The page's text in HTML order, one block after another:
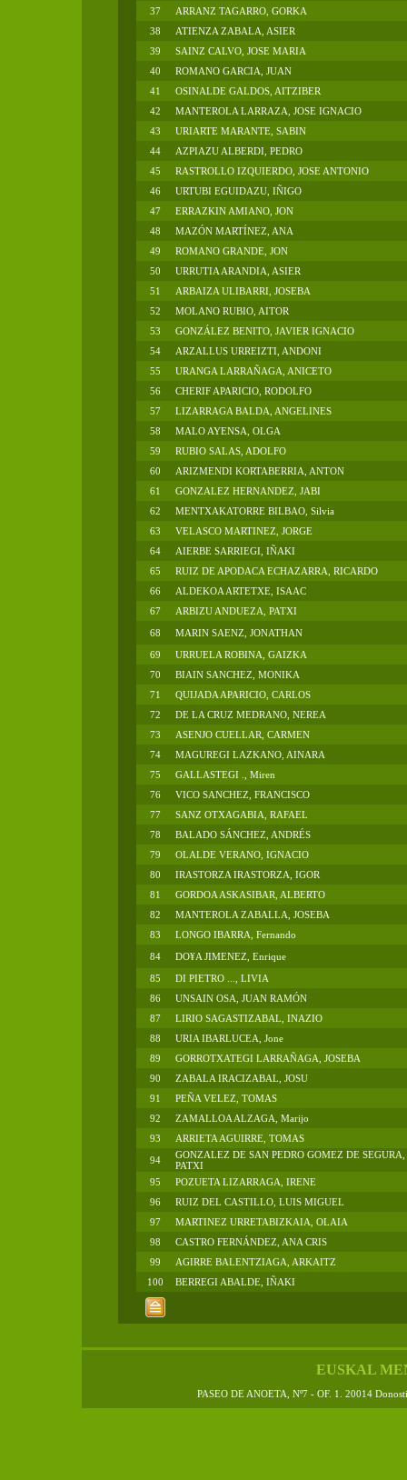
37
ARRANZ TAGARRO, GORKA
38
ATIENZA ZABALA, ASIER
39
SAINZ CALVO, JOSE MARIA
40
ROMANO GARCIA, JUAN
41
OSINALDE GALDOS, AITZIBER
42
MANTEROLA LARRAZA, JOSE IGNACIO
43
URIARTE MARANTE, SABIN
44
AZPIAZU ALBERDI, PEDRO
45
RASTROLLO IZQUIERDO, JOSE ANTONIO
46
URTUBI EGUIDAZU, IÑIGO
47
ERRAZKIN AMIANO, JON
48
MAZÓN MARTÍNEZ, ANA
49
ROMANO GRANDE, JON
50
URRUTIA ARANDIA, ASIER
51
ARBAIZA ULIBARRI, JOSEBA
52
MOLANO RUBIO, AITOR
53
GONZÁLEZ BENITO, JAVIER IGNACIO
54
ARZALLUS URREIZTI, ANDONI
55
URANGA LARRAÑAGA, ANICETO
56
CHERIF APARICIO, RODOLFO
57
LIZARRAGA BALDA, ANGELINES
58
MALO AYENSA, OLGA
59
RUBIO SALAS, ADOLFO
60
ARIZMENDI KORTABERRIA, ANTON
61
GONZALEZ HERNANDEZ, JABI
62
MENTXAKATORRE BILBAO, Silvia
63
VELASCO MARTINEZ, JORGE
64
AIERBE SARRIEGI, IÑAKI
65
RUIZ DE APODACA ECHAZARRA, RICARDO
66
ALDEKOA ARTETXE, ISAAC
67
ARBIZU ANDUEZA, PATXI
68
MARIN SAENZ, JONATHAN
69
URRUELA ROBINA, GAIZKA
70
BIAIN SANCHEZ, MONIKA
71
QUIJADA APARICIO, CARLOS
72
DE LA CRUZ MEDRANO, NEREA
73
ASENJO CUELLAR, CARMEN
74
MAGUREGI LAZKANO, AINARA
75
GALLASTEGI ., Miren
76
VICO SANCHEZ, FRANCISCO
77
SANZ OTXAGABIA, RAFAEL
78
BALADO SÁNCHEZ, ANDRÉS
79
OLALDE VERANO, IGNACIO
80
IRASTORZA IRASTORZA, IGOR
81
GORDOA ASKASIBAR, ALBERTO
82
MANTEROLA ZABALLA, JOSEBA
83
LONGO IBARRA, Fernando
84
DO¥A JIMENEZ, Enrique
85
DI PIETRO ..., LIVIA
86
UNSAIN OSA, JUAN RAMÓN
87
LIRIO SAGASTIZABAL, INAZIO
88
URIA IBARLUCEA, Jone
89
GORROTXATEGI LARRAÑAGA, JOSEBA
90
ZABALA IRACIZABAL, JOSU
91
PEÑA VELEZ, TOMAS
92
ZAMALLOA ALZAGA, Marijo
93
ARRIETA AGUIRRE, TOMAS
94
GONZALEZ DE SAN PEDRO GOMEZ DE SEGURA,
PATXI
95
POZUETA LIZARRAGA, IRENE
96
RUIZ DEL CASTILLO, LUIS MIGUEL
97
MARTINEZ URRETABIZKAIA, OLAIA
98
CASTRO FERNÁNDEZ, ANA CRIS
99
AGIRRE BALENTZIAGA, ARKAITZ
100
BERREGI ABALDE, IÑAKI
EUSKAL
PASEO DE ANOETA, Nº7 - OF. 1. 20014